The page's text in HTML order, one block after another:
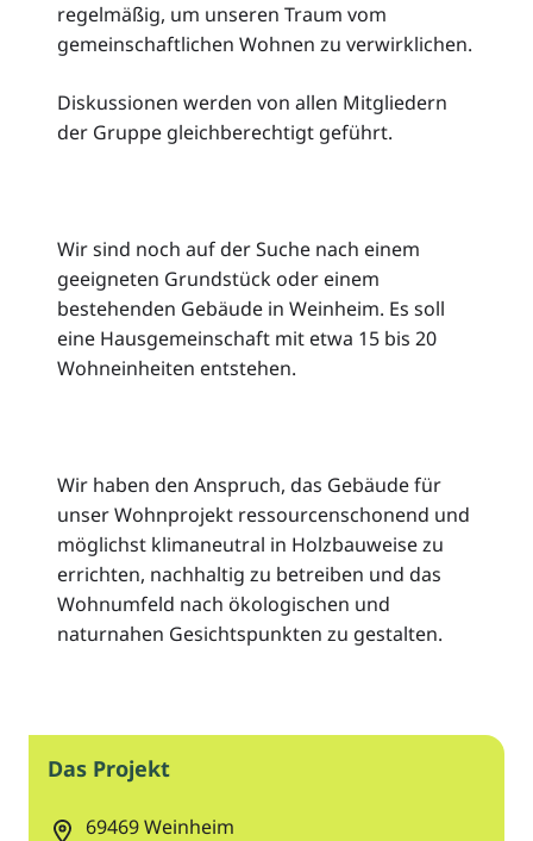
regelmäßig, um unseren Traum vom
gemeinschaftlichen Wohnen zu verwirklichen.
Diskussionen werden von allen Mitgliedern
der Gruppe gleichberechtigt geführt.
Wir sind noch auf der Suche nach einem
geeigneten Grundstück oder einem
bestehenden Gebäude in Weinheim. Es soll
eine Hausgemeinschaft mit etwa 15 bis 20
Wohneinheiten entstehen.
Wir haben den Anspruch, das Gebäude für
unser Wohnprojekt ressourcenschonend und
möglichst klimaneutral in Holzbauweise zu
errichten, nachhaltig zu betreiben und das
Wohnumfeld nach ökologischen und
naturnahen Gesichtspunkten zu gestalten.
Das Projekt
69469Weinheim